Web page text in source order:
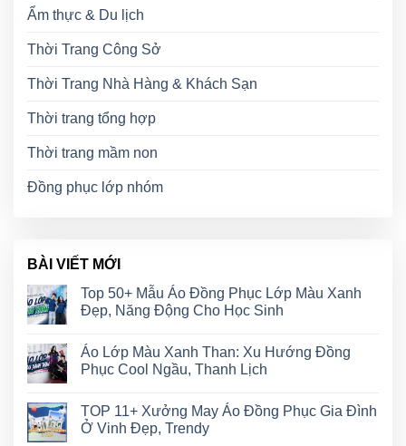
Ẩm thực & Du lịch
Thời Trang Công Sở
Thời Trang Nhà Hàng & Khách Sạn
Thời trang tổng hợp
Thời trang mầm non
Đồng phục lớp nhóm
BÀI VIẾT MỚI
Top 50+ Mẫu Áo Đồng Phục Lớp Màu Xanh
Đẹp, Năng Động Cho Học Sinh
Áo Lớp Màu Xanh Than: Xu Hướng Đồng
Phục Cool Ngầu, Thanh Lịch
TOP 11+ Xưởng May Áo Đồng Phục Gia Đình
Ở Vinh Đẹp, Trendy